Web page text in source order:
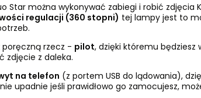
Star można wykonywać zabiegi i robić zdjęcia
regulacji (360 stopni) tej lampy jest to
rzecz - pilot, dzięki któremu będziesz
zdjęcie z daleka.
na telefon (z portem USB do lądowania),
upadnie jeśli prawidłowo go zamocujesz,